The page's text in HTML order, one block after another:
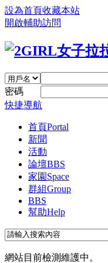
設為首頁收藏本站
開啟輔助訪問
密碼
快捷導航
首頁Portal
新聞
活動
論壇BBS
家園 Space
群組Group
BBS
幫助Help
網站目前檢測維護中。